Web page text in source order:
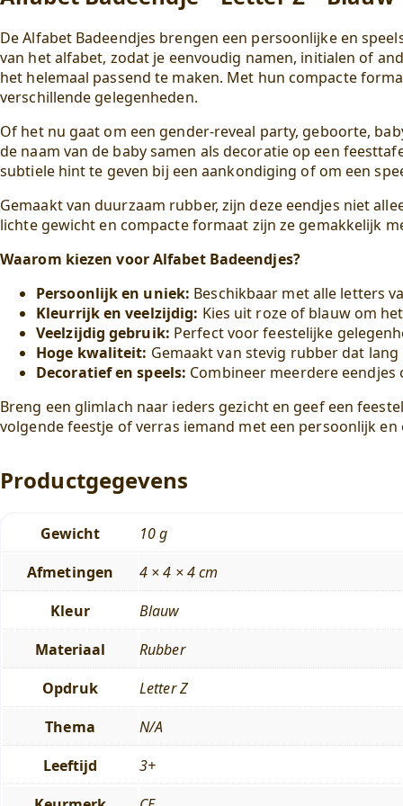
De Alfabet Badeendjes brengen een persoonlijke en
van het alfabet, zodat je eenvoudig namen, initialen of
het helemaal passend te maken. Met hun compacte
verschillende gelegenheden.
Of het nu gaat om een gender-reveal party, geboorte,
de naam van de baby samen als decoratie op een
subtiele hint te geven bij een aankondiging of om een
Gemaakt van duurzaam rubber, zijn deze eendjes niet
lichte gewicht en compacte formaat zijn ze gemakkelijk
Waarom kiezen voor Alfabet Badeendjes?
Persoonlijk en uniek: Beschikbaar met alle letters
Kleurrijk en veelzijdig: Kies uit roze of blauw om
Veelzijdig gebruik: Perfect voor feestelijke
Hoge kwaliteit: Gemaakt van stevig rubber dat lang
Decoratief en speels: Combineer meerdere
Breng een glimlach naar ieders gezicht en geef een
volgende feestje of verras iemand met een persoonlijk en
Productgegevens
Gewicht
10 g
Afmetingen
4 × 4 × 4 cm
Kleur
Blauw
Materiaal
Rubber
Opdruk
Letter Z
Thema
N/A
Leeftijd
3+